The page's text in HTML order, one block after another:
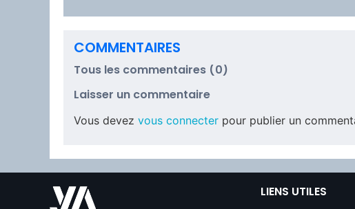
COMMENTAIRES
Tous les commentaires (0)
Laisser un commentaire
Vous devez vous connecter pour publier un
LIENS UTILES